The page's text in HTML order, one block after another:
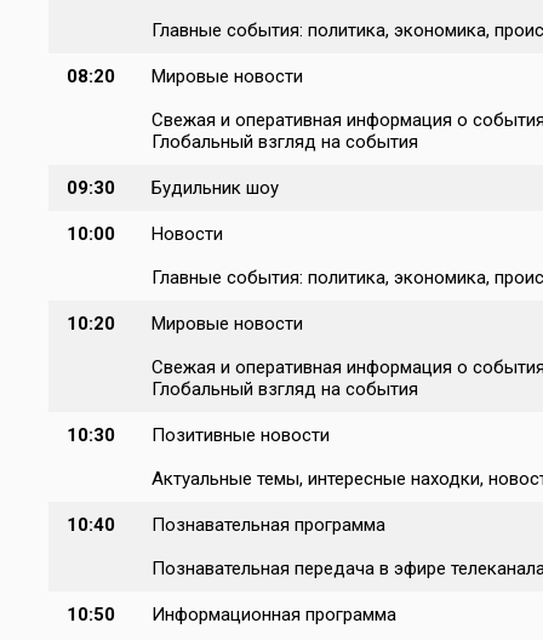
Главные события: политика, экономика,
08:20
Мировые новости
Свежая и оперативная информация о
Глобальный взгляд на события
09:30 Будильник шоу
10:00
Новости
Главные события: политика, экономика,
10:20
Мировые новости
Свежая и оперативная информация о
Глобальный взгляд на события
10:30
Позитивные новости
Актуальные темы, интересные находки,
10:40
Познавательная программа
Познавательная передача в эфире
10:50 Информационная программа